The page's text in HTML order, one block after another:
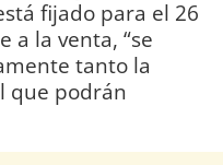
fijado para el 26
a la venta, “se
tanto la
que podrán